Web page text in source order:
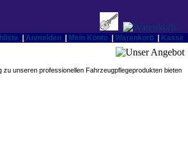
Anmelden Mein Konto Warenkorb Kasse
unseren professionellen Fahrzeugpflegeprodukten bieten